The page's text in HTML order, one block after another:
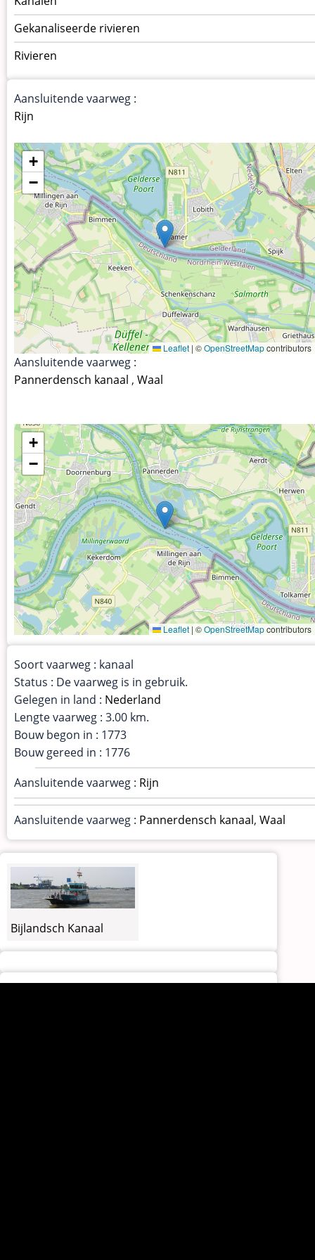
vaarwegen
Gekanaliseerde rivieren
Rivieren
Aansluitende vaarweg :
Rijn
+
−
Leaflet | ©OpenStreetMapcontributors
Aansluitende vaarweg :
Pannerdensch kanaal , Waal
+
−
Leaflet | ©OpenStreetMapcontributors
Soort vaarweg : kanaal
Status : De vaarweg is in gebruik.
Gelegen in land : Nederland
Lengte vaarweg : 3.00 km.
Bouw begon in : 1773
Bouw gereed in : 1776
Aansluitende vaarweg : Rijn
Aansluitende vaarweg : Pannerdensch kanaal, Waal
Bijlandsch Kanaal